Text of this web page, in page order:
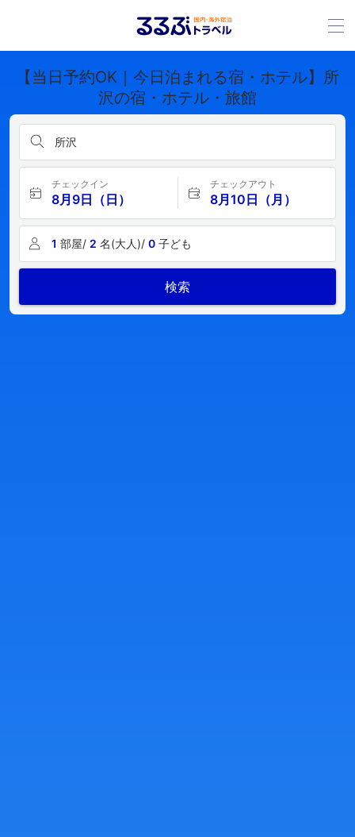
【当日予約OK｜今日泊まれる宿・ホテル】所
沢の宿・ホテル・旅館
所沢
チェックイン
8月9日（日）
チェックアウト
8月10日（月）
1 部屋/ 2 名(大人)/ 0 子ども
検索